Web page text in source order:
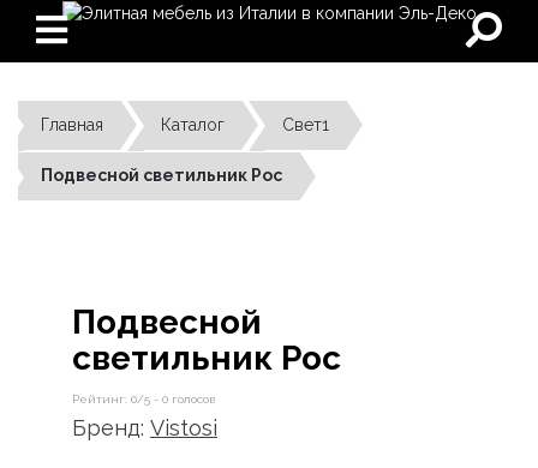
Главная Каталог Свет1
Подвесной светильник Poc
Подвесной
светильник Poc
Рейтинг: 0/5 - 0 голосов
Бренд: Vistosi